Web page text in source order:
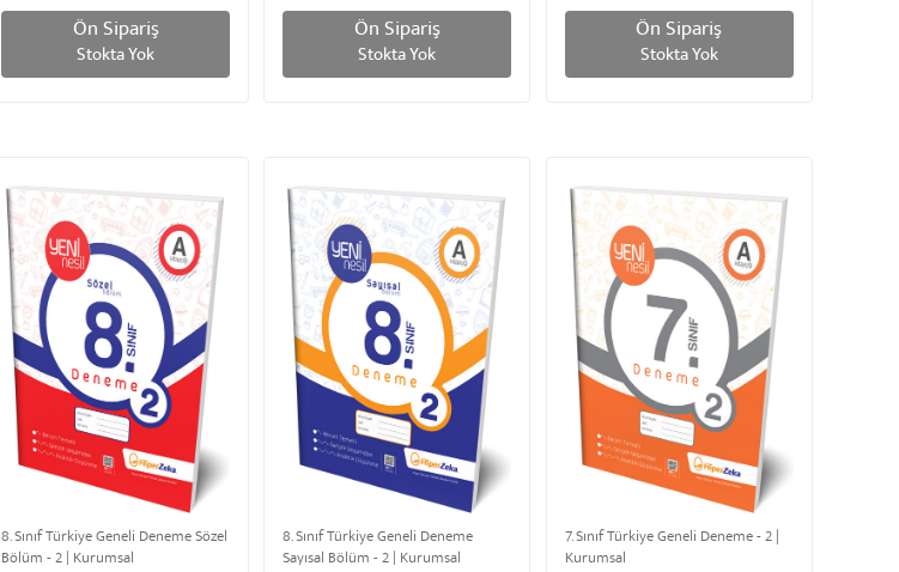
Ön Sipariş
Stokta Yok
Ön Sipariş
Stokta Yok
Ön Sipariş
Stokta Yok
8. Sınıf Türkiye Geneli Deneme Sözel
Bölüm - 2 | Kurumsal
8. Sınıf Türkiye Geneli Deneme
Sayısal Bölüm - 2 | Kurumsal
7. Sınıf Türkiye Geneli Deneme - 2 |
Kurumsal